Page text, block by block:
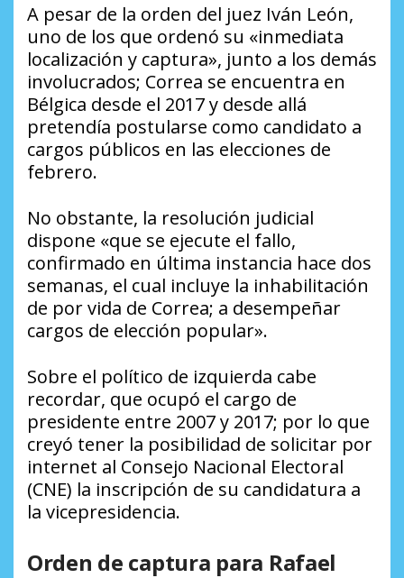
A pesar de la orden del juez Iván León,
uno de los que ordenó su «inmediata
localización y captura», junto a los demás
involucrados; Correa se encuentra en
Bélgica desde el 2017 y desde allá
pretendía postularse como candidato a
cargos públicos en las elecciones de
febrero.
No obstante, la resolución judicial
dispone «que se ejecute el fallo,
confirmado en última instancia hace dos
semanas, el cual incluye la inhabilitación
de por vida de Correa; a desempeñar
cargos de elección popular».
Sobre el político de izquierda cabe
recordar, que ocupó el cargo de
presidente entre 2007 y 2017; por lo que
creyó tener la posibilidad de solicitar por
internet al Consejo Nacional Electoral
(CNE) la inscripción de su candidatura a
la vicepresidencia.
Orden de captura para Rafael